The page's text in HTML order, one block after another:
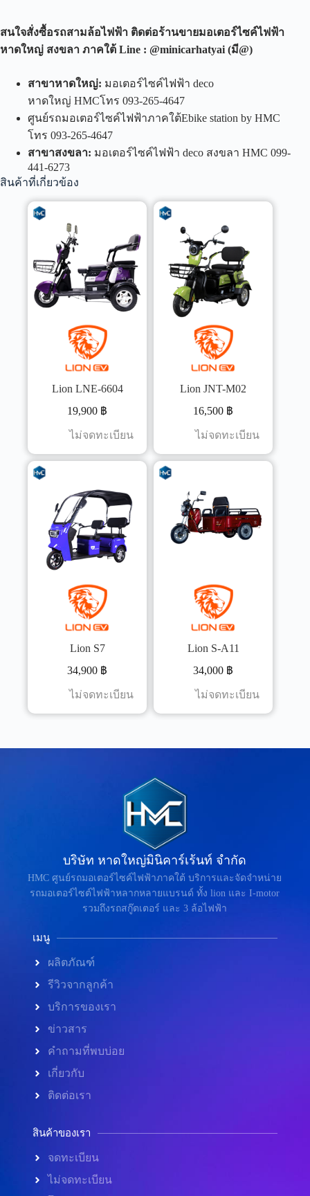
สนใจสั่งซื้อรถสามล้อไฟฟ้า ติดต่อร้านขายมอเตอร์ไซค์ไฟฟ้า
หาดใหญ่ สงขลา ภาคใต้ Line : @minicarhatyai (มี@)
สาขาหาดใหญ่: มอเตอร์ไซค์ไฟฟ้า deco
หาดใหญ่ HMCโทร 093-265-4647
ศูนย์รถมอเตอร์ไซค์ไฟฟ้าภาคใต้Ebike station by HMC
โทร 093-265-4647
สาขาสงขลา: มอเตอร์ไซค์ไฟฟ้า deco สงขลา HMC 099-
441-6273
สินค้าที่เกี่ยวข้อง
Lion LNE-6604
19,900 ฿
ไม่จดทะเบียน
Lion JNT-M02
16,500 ฿
ไม่จดทะเบียน
Lion S7
34,900 ฿
ไม่จดทะเบียน
Lion S-A11
34,000 ฿
ไม่จดทะเบียน
บริษัท หาดใหญ่มินิคาร์เร้นท์ จำกัด
HMC ศูนย์รถมอเตอร์ไซค์ไฟฟ้าภาคใต้ บริการและจัดจำหน่าย
รถมอเตอร์ไซต์ไฟฟ้าหลากหลายแบรนด์ ทั้ง lion และ I-motor
รวมถึงรถสกู๊ตเตอร์ และ 3 ล้อไฟฟ้า
เมนู
ผลิตภัณฑ์
รีวิวจากลูกค้า
บริการของเรา
ข่าวสาร
คำถามที่พบบ่อย
เกี่ยวกับ
ติดต่อเรา
สินค้าของเรา
จดทะเบียน
ไม่จดทะเบียน